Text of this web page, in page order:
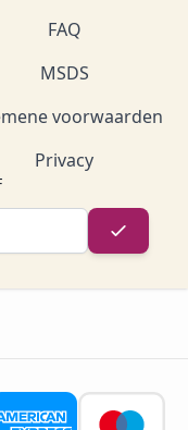
FAQ
MSDS
voorwaarden
Privacy